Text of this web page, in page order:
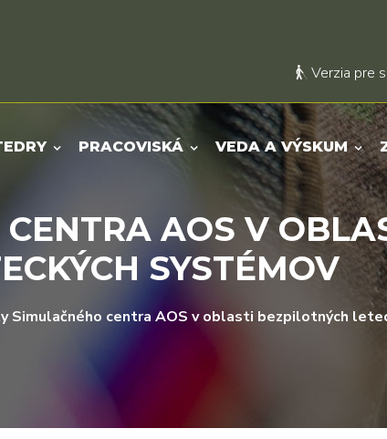
Verzia pre
PRACOVISKÁ VEDA A VÝSKUM
AOS V
SYSTÉMOV
Simulačného centra AOS v oblasti bezpilotných